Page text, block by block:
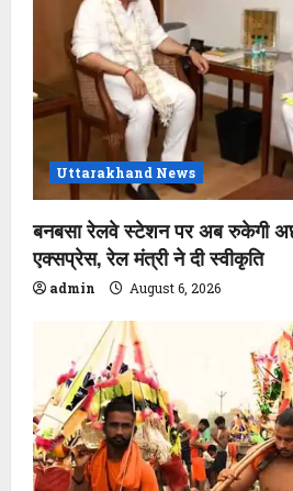
Uttarakhand News
बनबसा रेलवे स्टेशन पर अब रुकेगी
एक्सप्रेस, रेल मंत्री ने दी स्वीकृति
admin August 6, 2026